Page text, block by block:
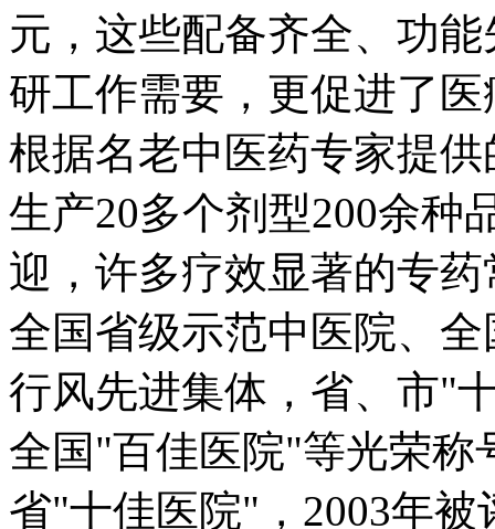
元，这些配备齐全、功
研工作需要，更促进了
根据名老中医药专家提
生产20多个剂型200余种
迎，许多疗效显著的专
全国省级示范中医院、
行风先进集体，省、市"
全国"百佳医院"等光荣称
省"十佳医院"，2003年